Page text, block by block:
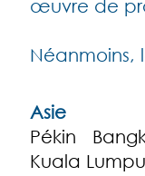
œuvre de
Néanmoins,
Asie
Pékin
Kuala